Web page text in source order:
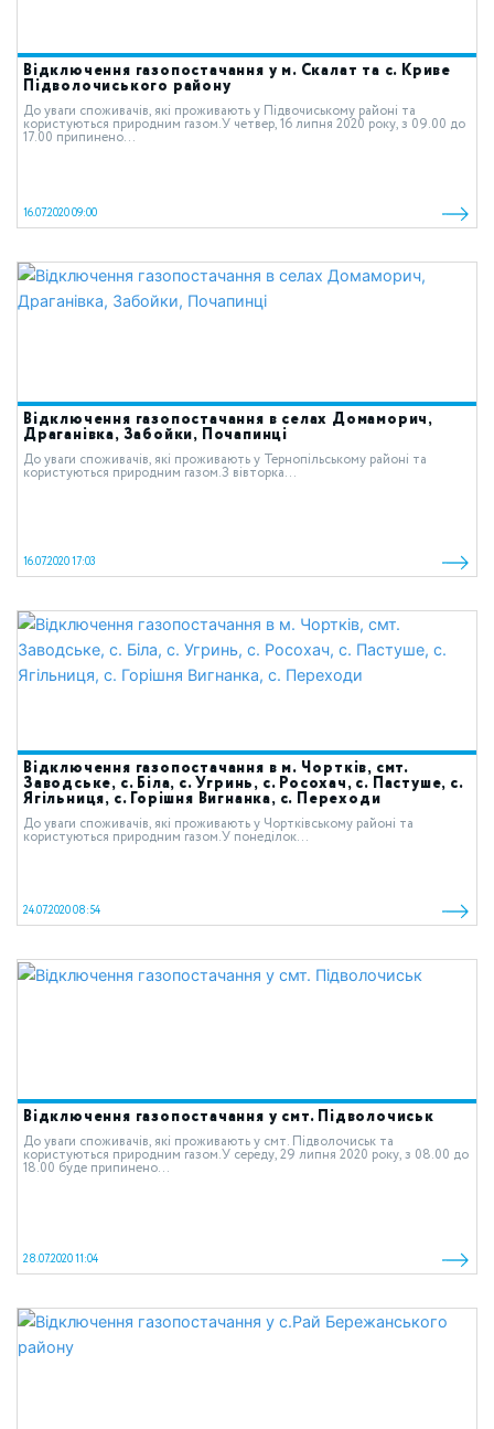
Відключення газопостачання у м. Скалат та с. Криве
Підволочиського району
До уваги споживачів, які проживають у Підвочиському районі та
користуються природним газом.У четвер, 16 липня 2020 року, з 09.00 до
17.00 припинено...
16.07.2020 09:00
Відключення газопостачання в селах Домаморич,
Драганівка, Забойки, Почапинці
До уваги споживачів, які проживають у Тернопільському районі та
користуються природним газом.З вівторка...
16.07.2020 17:03
Відключення газопостачання в м. Чортків, смт.
Заводське, с. Біла, с. Угринь, с. Росохач, с. Пастуше, с.
Ягільниця, с. Горішня Вигнанка, с. Переходи
До уваги споживачів, які проживають у Чортківському районі та
користуються природним газом.У понеділок...
24.07.2020 08:54
Відключення газопостачання у смт. Підволочиськ
До уваги споживачів, які проживають у смт. Підволочиськ та
користуються природним газом.У середу, 29 липня 2020 року, з 08.00 до
18.00 буде припинено...
28.07.2020 11:04